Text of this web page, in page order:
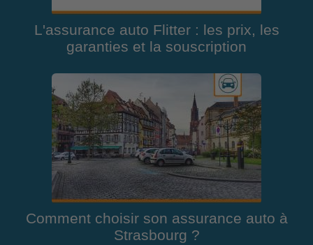
L'assurance auto Flitter : les prix, les
garanties et la souscription
Comment choisir son assurance auto à
Strasbourg ?